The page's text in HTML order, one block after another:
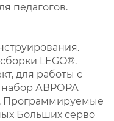
педагогов.
LEGO®.
для работы с
набор АВРОРА
Программируемые
Больших серво